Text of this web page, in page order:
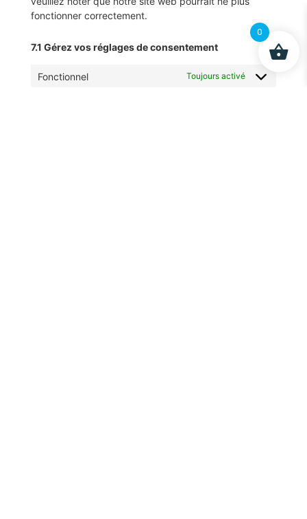
fonctionner correctement.
7.1 Gérez vos réglages de consentement
Fonctionnel Toujours activé
0